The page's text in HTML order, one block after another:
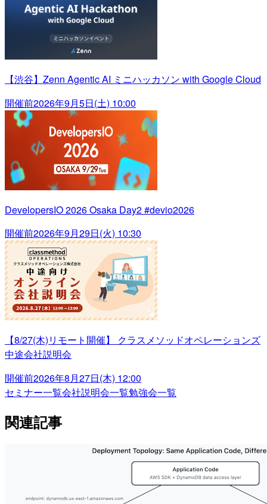
【渋谷】Zenn Agentic AI ミニハッカソン with Google Cloud
開催前2026年9月5日(土) 10:00
DevelopersIO 2026 Osaka Day2 #devio2026
開催前2026年9月29日(火) 10:30
【8/27(木)リモート開催】 クラスメソッドオペレーションズ
中途会社説明会
開催前2026年8月27日(木) 12:00
セミナー一覧会社説明会一覧勉強会一覧
関連記事